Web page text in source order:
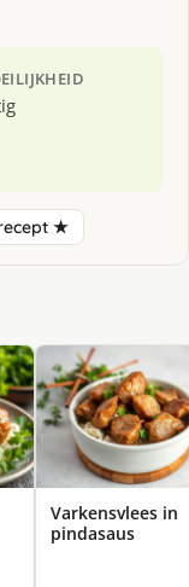
★
Varkensvlees in
pindasaus